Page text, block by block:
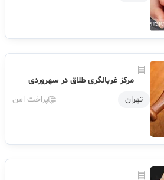
مرکز غربالگری طلاق در سهروردی
تهران
پراخت امن